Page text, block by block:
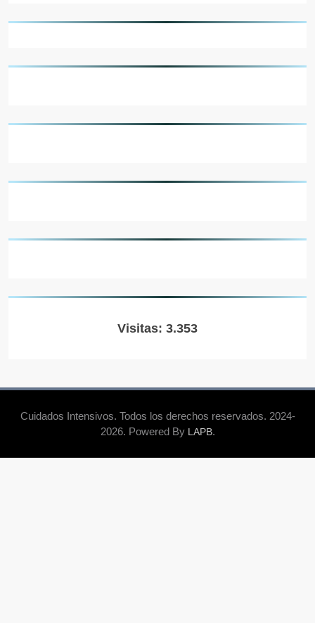
Visitas: 3.353
Cuidados Intensivos. Todos los derechos reservados. 2024-
2026. Powered By
.